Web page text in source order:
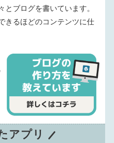
とブログを書いています。
きるほどのコンテンツに仕
アプリ